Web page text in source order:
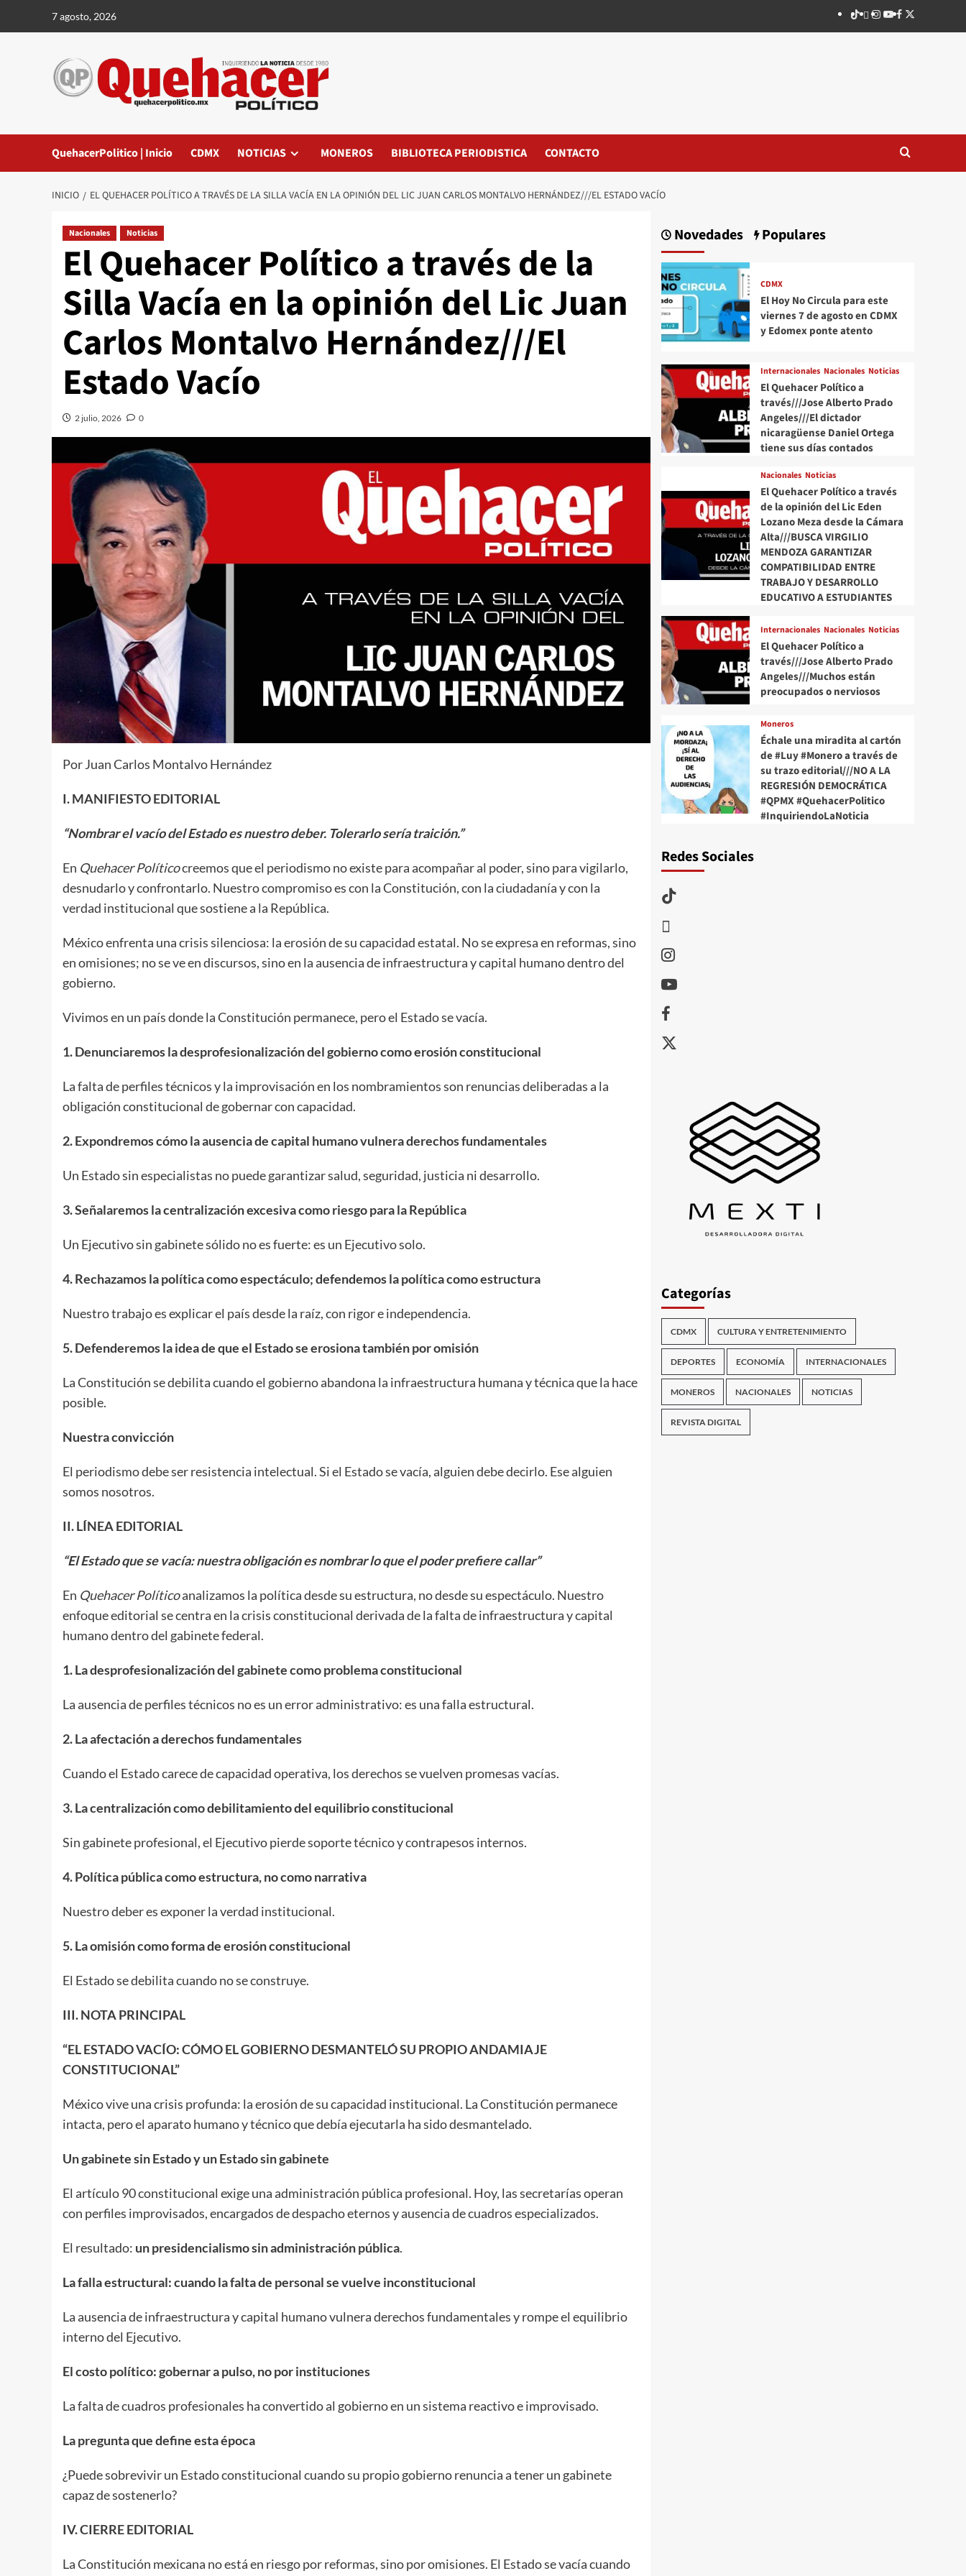
7 agosto, 2026 TikTok
threads
Instagram
Youtube
Facebook
X
QuehacerPolitico | Inicio CDMX NOTICIAS MONEROS BIBLIOTECA PERIODISTICA CONTACTO
INICIO EL QUEHACER POLÍTICO A TRAVÉS DE LA SILLA VACÍA EN LA OPINIÓN DEL LIC JUAN CARLOS MONTALVO HERNÁNDEZ///EL ESTADO VACÍO
Nacionales Noticias
El Quehacer Político a través de la
Silla Vacía en la opinión del Lic Juan
Carlos Montalvo Hernández///El
Estado Vacío
2 julio, 2026 0
Por Juan Carlos Montalvo Hernández
I. MANIFIESTO EDITORIAL
“Nombrar el vacío del Estado es nuestro deber. Tolerarlo sería traición.”
En Quehacer Políticocreemos que el periodismo no existe para acompañar al poder, sino para vigilarlo,
desnudarlo y confrontarlo. Nuestro compromiso es con la Constitución, con la ciudadanía y con la
verdad institucional que sostiene a la República.
México enfrenta una crisis silenciosa: la erosión de su capacidad estatal. No se expresa en reformas, sino
en omisiones; no se ve en discursos, sino en la ausencia de infraestructura y capital humano dentro del
gobierno.
Vivimos en un país donde la Constitución permanece, pero el Estado se vacía.
1. Denunciaremos la desprofesionalización del gobierno como erosión constitucional
La falta de perfiles técnicos y la improvisación en los nombramientos son renuncias deliberadas a la
obligación constitucional de gobernar con capacidad.
2. Expondremos cómo la ausencia de capital humano vulnera derechos fundamentales
Un Estado sin especialistas no puede garantizar salud, seguridad, justicia ni desarrollo.
3. Señalaremos la centralización excesiva como riesgo para la República
Un Ejecutivo sin gabinete sólido no es fuerte: es un Ejecutivo solo.
4. Rechazamos la política como espectáculo; defendemos la política como estructura
Nuestro trabajo es explicar el país desde la raíz, con rigor e independencia.
5. Defenderemos la idea de que el Estado se erosiona también por omisión
La Constitución se debilita cuando el gobierno abandona la infraestructura humana y técnica que la hace
posible.
Nuestra convicción
El periodismo debe ser resistencia intelectual. Si el Estado se vacía, alguien debe decirlo. Ese alguien
somos nosotros.
II. LÍNEA EDITORIAL
“El Estado que se vacía: nuestra obligación es nombrar lo que el poder prefiere callar”
En Quehacer Políticoanalizamos la política desde su estructura, no desde su espectáculo. Nuestro
enfoque editorial se centra en la crisis constitucional derivada de la falta de infraestructura y capital
humano dentro del gabinete federal.
1. La desprofesionalización del gabinete como problema constitucional
La ausencia de perfiles técnicos no es un error administrativo: es una falla estructural.
2. La afectación a derechos fundamentales
Cuando el Estado carece de capacidad operativa, los derechos se vuelven promesas vacías.
3. La centralización como debilitamiento del equilibrio constitucional
Sin gabinete profesional, el Ejecutivo pierde soporte técnico y contrapesos internos.
4. Política pública como estructura, no como narrativa
Nuestro deber es exponer la verdad institucional.
5. La omisión como forma de erosión constitucional
El Estado se debilita cuando no se construye.
III. NOTA PRINCIPAL
“EL ESTADO VACÍO: CÓMO EL GOBIERNO DESMANTELÓ SU PROPIO ANDAMIAJE
CONSTITUCIONAL”
México vive una crisis profunda: la erosión de su capacidad institucional. La Constitución permanece
intacta, pero el aparato humano y técnico que debía ejecutarla ha sido desmantelado.
Un gabinete sin Estado y un Estado sin gabinete
El artículo 90 constitucional exige una administración pública profesional. Hoy, las secretarías operan
con perfiles improvisados, encargados de despacho eternos y ausencia de cuadros especializados.
El resultado: un presidencialismo sin administración pública.
La falla estructural: cuando la falta de personal se vuelve inconstitucional
La ausencia de infraestructura y capital humano vulnera derechos fundamentales y rompe el equilibrio
interno del Ejecutivo.
El costo político: gobernar a pulso, no por instituciones
La falta de cuadros profesionales ha convertido al gobierno en un sistema reactivo e improvisado.
La pregunta que define esta época
¿Puede sobrevivir un Estado constitucional cuando su propio gobierno renuncia a tener un gabinete
capaz de sostenerlo?
IV. CIERRE EDITORIAL
La Constitución mexicana no está en riesgo por reformas, sino por omisiones. El Estado se vacía cuando
Novedades Populares
CDMX
El Hoy No Circula para este
viernes 7 de agosto en CDMX
y Edomex ponte atento
Internacionales Nacionales Noticias
El Quehacer Político a
través///Jose Alberto Prado
Angeles///El dictador
nicaragüense Daniel Ortega
tiene sus días contados
Nacionales Noticias
El Quehacer Político a través
de la opinión del Lic Eden
Lozano Meza desde la Cámara
Alta///BUSCA VIRGILIO
MENDOZA GARANTIZAR
COMPATIBILIDAD ENTRE
TRABAJO Y DESARROLLO
EDUCATIVO A ESTUDIANTES
Internacionales Nacionales Noticias
El Quehacer Político a
través///Jose Alberto Prado
Angeles///Muchos están
preocupados o nerviosos
Moneros
Échale una miradita al cartón
de #Luy #Monero a través de
su trazo editorial///NO A LA
REGRESIÓN DEMOCRÁTICA
#QPMX #QuehacerPolitico
#InquiriendoLaNoticia
Redes Sociales
TikTok
Instagram
Youtube
Facebook
X
Categorías
CDMX CULTURA Y ENTRETENIMIENTO
DEPORTES ECONOMÍA INTERNACIONALES
MONEROS NACIONALES NOTICIAS
REVISTA DIGITAL